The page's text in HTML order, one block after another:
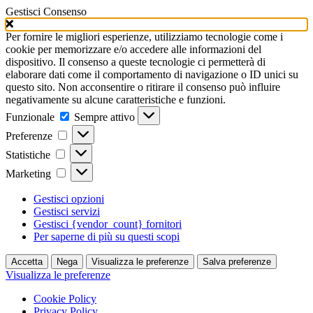
Gestisci Consenso
Per fornire le migliori esperienze, utilizziamo tecnologie come i
cookie per memorizzare e/o accedere alle informazioni del
dispositivo. Il consenso a queste tecnologie ci permetterà di
elaborare dati come il comportamento di navigazione o ID unici su
questo sito. Non acconsentire o ritirare il consenso può influire
negativamente su alcune caratteristiche e funzioni.
Funzionale
Funzionale
Sempre attivo
Preferenze
Preferenze
Statistiche Statistiche
Marketing Marketing
Gestisci opzioni
Gestisci servizi
Gestisci {vendor_count} fornitori
Per saperne di più su questi scopi
Accetta Nega Visualizza le preferenze Salva preferenze
Visualizza le preferenze
Cookie Policy